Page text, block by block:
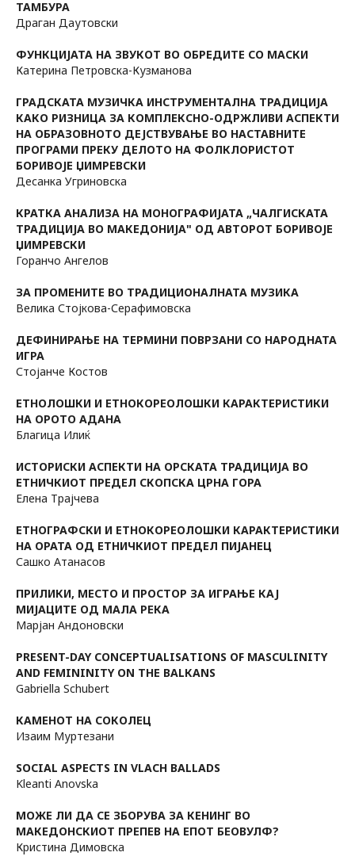
ТАМБУРА
Драган Даутовски
ФУНКЦИЈАТА НА ЗВУКОТ ВО ОБРЕДИТЕ СО МАСКИ
Катерина Петровска-Кузманова
ГРАДСКАТА МУЗИЧКА ИНСТРУМЕНТАЛНА ТРАДИЦИЈА
КАКО РИЗНИЦА ЗА КОМПЛЕКСНО-ОДРЖЛИВИ АСПЕКТИ
НА ОБРАЗОВНОТО ДЕЈСТВУВАЊЕ ВО НАСТАВНИТЕ
ПРОГРАМИ ПРЕКУ ДЕЛОТО НА ФОЛКЛОРИСТОТ
БОРИВОЈЕ ЏИМРЕВСКИ
Десанка Угриновска
КРАТКА АНАЛИЗА НА МОНОГРАФИЈАТА „ЧАЛГИСКАТА
ТРАДИЦИЈА ВО МАКЕДОНИЈА" ОД АВТОРОТ БОРИВОЈЕ
ЏИМРЕВСКИ
Горанчо Ангелов
ЗА ПРОМЕНИТЕ ВО ТРАДИЦИОНАЛНАТА МУЗИКА
Велика Стојкова-Серафимовска
ДЕФИНИРАЊЕ НА ТЕРМИНИ ПОВРЗАНИ СО НАРОДНАТА
ИГРА
Стојанче Костов
ЕТНОЛОШКИ И ЕТНОКОРЕОЛОШКИ КАРАКТЕРИСТИКИ
НА ОРОТО АДАНА
Благица Илиќ
ИСТОРИСКИ АСПЕКТИ НА ОРСКАТА ТРАДИЦИЈА ВО
ЕТНИЧКИОТ ПРЕДЕЛ СКОПСКА ЦРНА ГОРА
Елена Трајчева
ЕТНОГРАФСКИ И ЕТНОКОРЕОЛОШКИ КАРАКТЕРИСТИКИ
НА ОРАТА ОД ЕТНИЧКИОТ ПРЕДЕЛ ПИЈАНЕЦ
Сашко Атанасов
ПРИЛИКИ, МЕСТО И ПРОСТОР ЗА ИГРАЊЕ КАЈ
МИЈАЦИТЕ ОД МАЛА РЕКА
Марјан Андоновски
PRESENT-DAY CONCEPTUALISAТIONS OF MASCULINIТY
AND FEMININIТY ON ТНЕ BALКANS
Gabriella Schubert
КАМЕНОТ НА СОКОЛЕЦ
Изаим Муртезани
SOCIAL АЅРЕСТЅ IN VLACH BALLADS
Kleanti Anovska
МОЖЕ ЛИ ДА СЕ ЗБОРУВА ЗА КЕНИНГ ВО
МАКЕДОНСКИОТ ПРЕПЕВ НА ЕПОТ БЕОВУЛФ?
Кристина Димовска